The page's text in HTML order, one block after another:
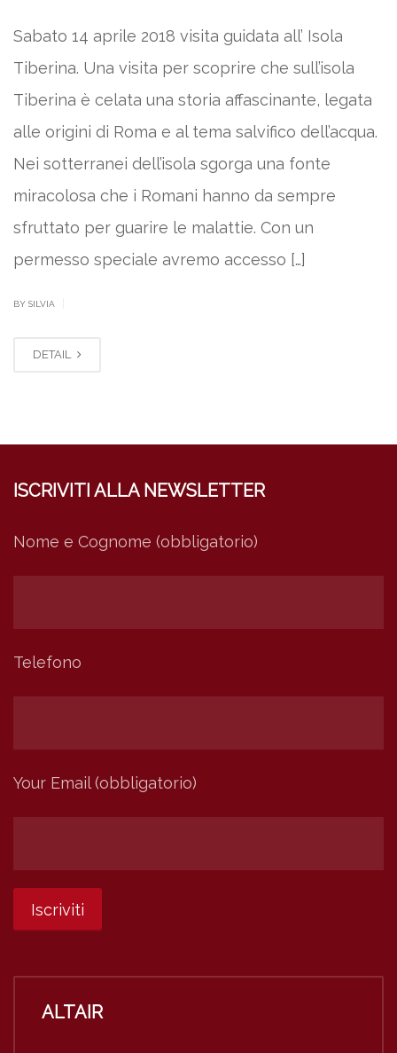
Sabato 14 aprile 2018 visita guidata all’ Isola
Tiberina. Una visita per scoprire che sull’isola
Tiberina è celata una storia affascinante, legata
alle origini di Roma e al tema salvifico dell’acqua.
Nei sotterranei dell’isola sgorga una fonte
miracolosa che i Romani hanno da sempre
sfruttato per guarire le malattie. Con un
permesso speciale avremo accesso […]
BY SILVIA
DETAIL
ISCRIVITI ALLA NEWSLETTER
Nome e Cognome (obbligatorio)
Telefono
Your Email (obbligatorio)
ALTAIR